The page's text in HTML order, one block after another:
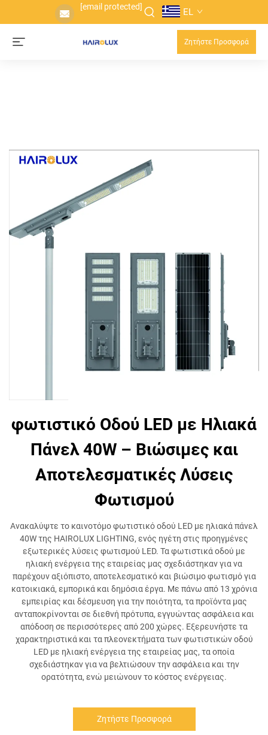
[email protected] EL
Ζητήστε Προσφορά
φωτιστικό Οδού LED με Ηλιακά
Πάνελ 40W – Βιώσιμες και
Αποτελεσματικές Λύσεις
Φωτισμού
Ανακαλύψτε το καινοτόμο φωτιστικό οδού LED με ηλιακά πάνελ
40W της HAIROLUX LIGHTING, ενός ηγέτη στις προηγμένες
εξωτερικές λύσεις φωτισμού LED. Τα φωτιστικά οδού με
ηλιακή ενέργεια της εταιρείας μας σχεδιάστηκαν για να
παρέχουν αξιόπιστο, αποτελεσματικό και βιώσιμο φωτισμό για
κατοικιακά, εμπορικά και δημόσια έργα. Με πάνω από 13 χρόνια
εμπειρίας και δέσμευση για την ποιότητα, τα προϊόντα μας
ανταποκρίνονται σε διεθνή πρότυπα, εγγυώντας ασφάλεια και
απόδοση σε περισσότερες από 200 χώρες. Εξερευνήστε τα
χαρακτηριστικά και τα πλεονεκτήματα των φωτιστικών οδού
LED με ηλιακή ενέργεια της εταιρείας μας, τα οποία
σχεδιάστηκαν για να βελτιώσουν την ασφάλεια και την
ορατότητα, ενώ μειώνουν το κόστος ενέργειας.
Ζητήστε Προσφορά